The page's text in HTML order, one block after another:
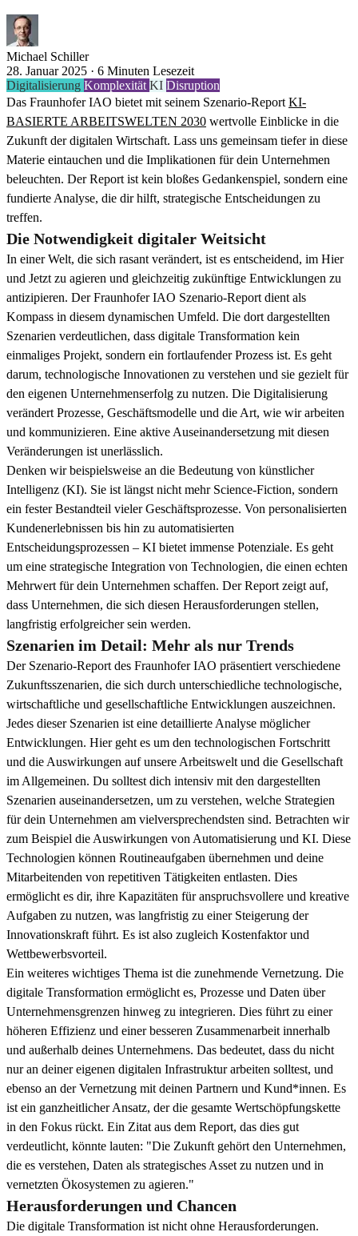
Michael Schiller
28. Januar 2025 · 6 Minuten Lesezeit
Digitalisierung KomplexitätKI Disruption
Das Fraunhofer IAO bietet mit seinem Szenario-ReportKI-
BASIERTE ARBEITSWELTEN 2030 wertvolle Einblicke in die
Zukunft der digitalen Wirtschaft. Lass uns gemeinsam tiefer in diese
Materie eintauchen und die Implikationen für dein Unternehmen
beleuchten. Der Report ist kein bloßes Gedankenspiel, sondern eine
fundierte Analyse, die dir hilft, strategische Entscheidungen zu
treffen.
Die Notwendigkeit digitaler Weitsicht
In einer Welt, die sich rasant verändert, ist es entscheidend, im Hier
und Jetzt zu agieren und gleichzeitig zukünftige Entwicklungen zu
antizipieren. Der Fraunhofer IAO Szenario-Report dient als
Kompass in diesem dynamischen Umfeld. Die dort dargestellten
Szenarien verdeutlichen, dass digitale Transformation kein
einmaliges Projekt, sondern ein fortlaufender Prozess ist. Es geht
darum, technologische Innovationen zu verstehen und sie gezielt für
den eigenen Unternehmenserfolg zu nutzen. Die Digitalisierung
verändert Prozesse, Geschäftsmodelle und die Art, wie wir arbeiten
und kommunizieren. Eine aktive Auseinandersetzung mit diesen
Veränderungen ist unerlässlich.
Denken wir beispielsweise an die Bedeutung von künstlicher
Intelligenz (KI). Sie ist längst nicht mehr Science-Fiction, sondern
ein fester Bestandteil vieler Geschäftsprozesse. Von personalisierten
Kundenerlebnissen bis hin zu automatisierten
Entscheidungsprozessen – KI bietet immense Potenziale. Es geht
um eine strategische Integration von Technologien, die einen echten
Mehrwert für dein Unternehmen schaffen. Der Report zeigt auf,
dass Unternehmen, die sich diesen Herausforderungen stellen,
langfristig erfolgreicher sein werden.
Szenarien im Detail: Mehr als nur Trends
Der Szenario-Report des Fraunhofer IAO präsentiert verschiedene
Zukunftsszenarien, die sich durch unterschiedliche technologische,
wirtschaftliche und gesellschaftliche Entwicklungen auszeichnen.
Jedes dieser Szenarien ist eine detaillierte Analyse möglicher
Entwicklungen. Hier geht es um den technologischen Fortschritt
und die Auswirkungen auf unsere Arbeitswelt und die Gesellschaft
im Allgemeinen. Du solltest dich intensiv mit den dargestellten
Szenarien auseinandersetzen, um zu verstehen, welche Strategien
für dein Unternehmen am vielversprechendsten sind. Betrachten wir
zum Beispiel die Auswirkungen von Automatisierung und KI. Diese
Technologien können Routineaufgaben übernehmen und deine
Mitarbeitenden von repetitiven Tätigkeiten entlasten. Dies
ermöglicht es dir, ihre Kapazitäten für anspruchsvollere und kreative
Aufgaben zu nutzen, was langfristig zu einer Steigerung der
Innovationskraft führt. Es ist also zugleich Kostenfaktor und
Wettbewerbsvorteil.
Ein weiteres wichtiges Thema ist die zunehmende Vernetzung. Die
digitale Transformation ermöglicht es, Prozesse und Daten über
Unternehmensgrenzen hinweg zu integrieren. Dies führt zu einer
höheren Effizienz und einer besseren Zusammenarbeit innerhalb
und außerhalb deines Unternehmens. Das bedeutet, dass du nicht
nur an deiner eigenen digitalen Infrastruktur arbeiten solltest, und
ebenso an der Vernetzung mit deinen Partnern und Kund*innen. Es
ist ein ganzheitlicher Ansatz, der die gesamte Wertschöpfungskette
in den Fokus rückt. Ein Zitat aus dem Report, das dies gut
verdeutlicht, könnte lauten: "Die Zukunft gehört den Unternehmen,
die es verstehen, Daten als strategisches Asset zu nutzen und in
vernetzten Ökosystemen zu agieren."
Herausforderungen und Chancen
Die digitale Transformation ist nicht ohne Herausforderungen.